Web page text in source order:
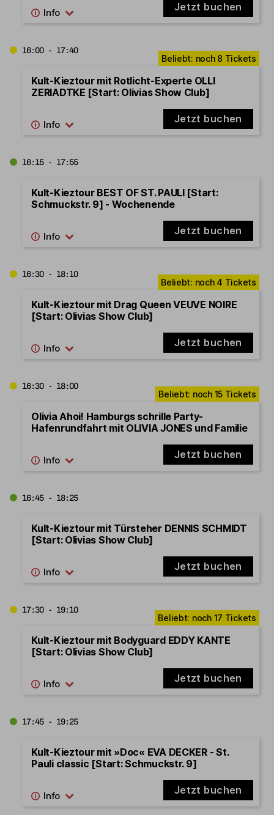
Jetzt buchen
16:00 - 17:40
Kult-Kieztour mit Rotlicht-Experte OLLI
ZERIADTKE [Start: Olivias Show Club]
Jetzt buchen
16:15 - 17:55
Kult-Kieztour BEST OF ST. PAULI [Start:
Schmuckstr. 9] - Wochenende
Jetzt buchen
16:30 - 18:10
Kult-Kieztour mit Drag Queen VEUVE NOIRE
[Start: Olivias Show Club]
Jetzt buchen
16:30 - 18:00
Olivia Ahoi! Hamburgs schrille Party-
Hafenrundfahrt mit OLIVIA JONES und Familie
Jetzt buchen
16:45 - 18:25
Kult-Kieztour mit Türsteher DENNIS SCHMIDT
[Start: Olivias Show Club]
Jetzt buchen
17:30 - 19:10
Kult-Kieztour mit Bodyguard EDDY KANTE
[Start: Olivias Show Club]
Jetzt buchen
17:45 - 19:25
Kult-Kieztour mit »Doc« EVA DECKER - St.
Pauli classic [Start: Schmuckstr. 9]
Jetzt buchen